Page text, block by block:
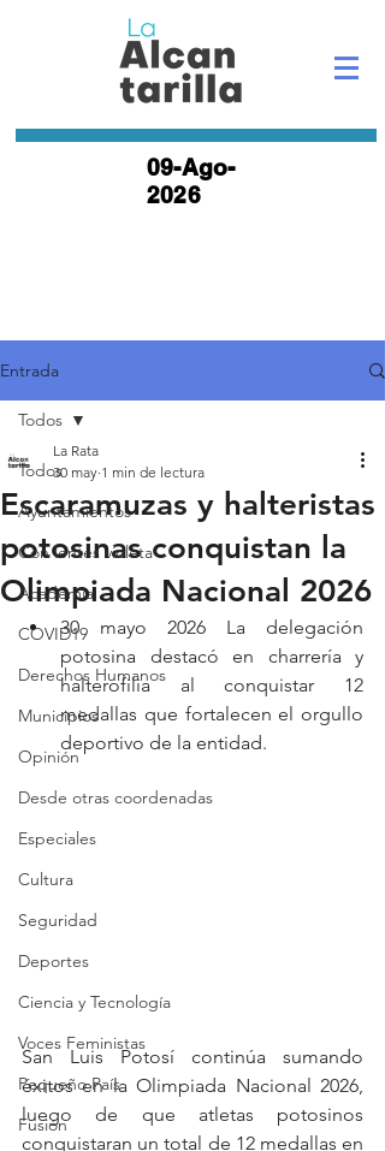
09-Ago-
2026
Entrada
Todos
Ayuntamientos
Con lentes violeta
Academia
COVID19
Derechos Humanos
Municipios
Opinión
Desde otras coordenadas
Especiales
Cultura
Seguridad
Deportes
Ciencia y Tecnología
Voces Feministas
Pequeño País
Fusión
Todos
Escaramuzas y halteristas
potosinas conquistan la
Olimpiada Nacional 2026
La Rata
30 may 1 min de lectura
30 mayo 2026 La delegación
potosina destacó en charrería y
halterofilia al conquistar 12
medallas que fortalecen el orgullo
deportivo de la entidad.
San Luis Potosí continúa sumando
éxitos en la Olimpiada Nacional 2026,
luego de que atletas potosinos
conquistaran un total de 12 medallas en